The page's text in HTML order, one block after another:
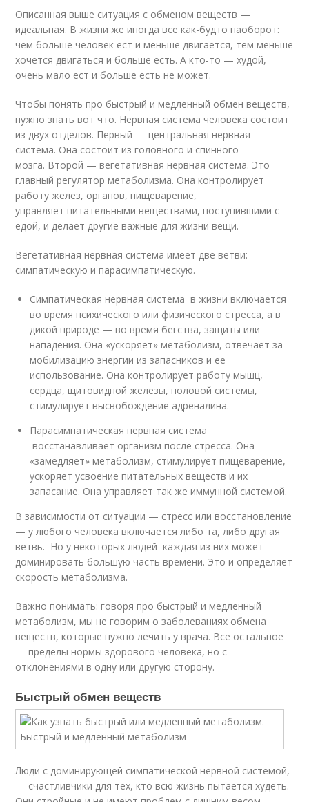
Описанная выше ситуация с обменом веществ —
идеальная. В жизни же иногда все как-будто наоборот:
чем больше человек ест и меньше двигается, тем меньше
хочется двигаться и больше есть. А кто-то — худой,
очень мало ест и больше есть не может.
Чтобы понять про быстрый и медленный обмен веществ,
нужно знать вот что. Нервная система человека состоит
из двух отделов. Первый — центральная нервная
система. Она состоит из головного и спинного
мозга. Второй — вегетативная нервная система. Это
главный регулятор метаболизма. Она контролирует
работу желез, органов, пищеварение,
управляет питательными веществами, поступившими с
едой, и делает другие важные для жизни вещи.
Вегетативная нервная система имеет две ветви:
симпатическую и парасимпатическую.
Симпатическая нервная система в жизни включается
во время психического или физического стресса, а в
дикой природе — во время бегства, защиты или
нападения. Она «ускоряет» метаболизм, отвечает за
мобилизацию энергии из запасников и ее
использование. Она контролирует работу мышц,
сердца, щитовидной железы, половой системы,
стимулирует высвобождение адреналина.
Парасимпатическая нервная система
восстанавливает организм после стресса. Она
«замедляет» метаболизм, стимулирует пищеварение,
ускоряет усвоение питательных веществ и их
запасание. Она управляет так же иммунной системой.
В зависимости от ситуации — стресс или восстановление
— у любого человека включается либо та, либо другая
ветвь. Но у некоторых людей каждая из них может
доминировать большую часть времени. Это и определяет
скорость метаболизма.
Важно понимать: говоря про быстрый и медленный
метаболизм, мы не говорим о заболеваниях обмена
веществ, которые нужно лечить у врача. Все остальное
— пределы нормы здорового человека, но с
отклонениями в одну или другую сторону.
Быстрый обмен веществ
Люди с доминирующей симпатической нервной системой,
— счастливчики для тех, кто всю жизнь пытается худеть.